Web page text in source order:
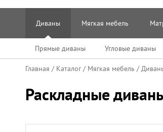
Диваны Мягкая мебель
Прямые диваны Угловые диваны
Главная / Каталог/ Мягкая мебель /
Раскладные